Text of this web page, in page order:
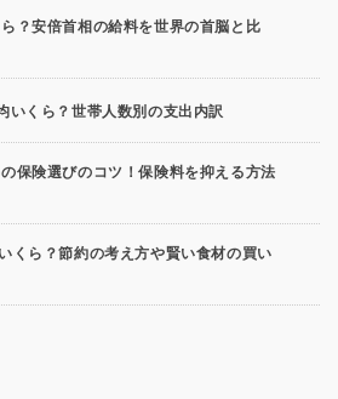
？安倍首相の給料を世界の首脳と比
いくら？世帯人数別の支出内訳
保険選びのコツ！保険料を抑える方法
くら？節約の考え方や賢い食材の買い